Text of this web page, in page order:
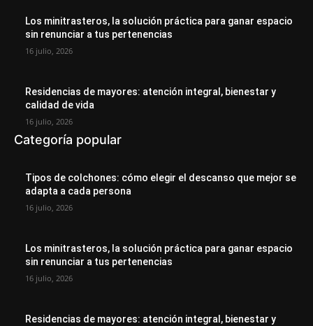
Los minitrasteros, la solución práctica para ganar espacio
sin renunciar a tus pertenencias
16 julio, 2026
Residencias de mayores: atención integral, bienestar y
calidad de vida
16 julio, 2026
Categoría popular
Tipos de colchones: cómo elegir el descanso que mejor se
adapta a cada persona
16 julio, 2026
Los minitrasteros, la solución práctica para ganar espacio
sin renunciar a tus pertenencias
16 julio, 2026
Residencias de mayores: atención integral, bienestar y